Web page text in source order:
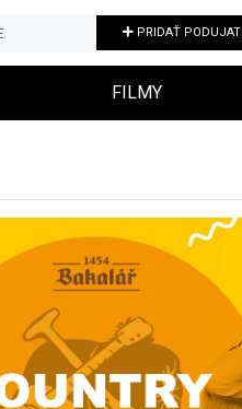
PRIDAŤ
FILMY